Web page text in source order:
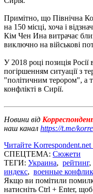
Примітно, що Північна
на 150 місці, хоча і
Кім Чен Ина витрачає
виключно на військові
У 2018 році позиція
погіршенням ситуації з
"політичним терором", а
конфлікті в Сирії.
Новини від
наш канал https://t.me/
Читайте
СПЕЦТЕМА: Сюжети
ТЕГИ: Украина, рейтинг,
индекс, военные
Якщо ви помітили
натисніть Ctrl + Enter,